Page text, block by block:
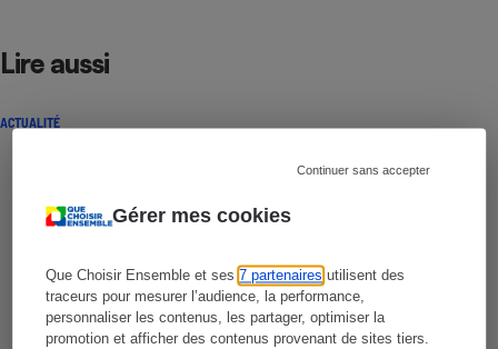
Gérer mes cookies
Que Choisir Ensemble et ses7 partenaires utilisent des
traceurs pour mesurer l’audience, la performance,
personnaliser les contenus, les partager, optimiser la
promotion et afficher des contenus provenant de sites tiers.
Continuer sans accepter
Lire aussi
ACTUALITÉ